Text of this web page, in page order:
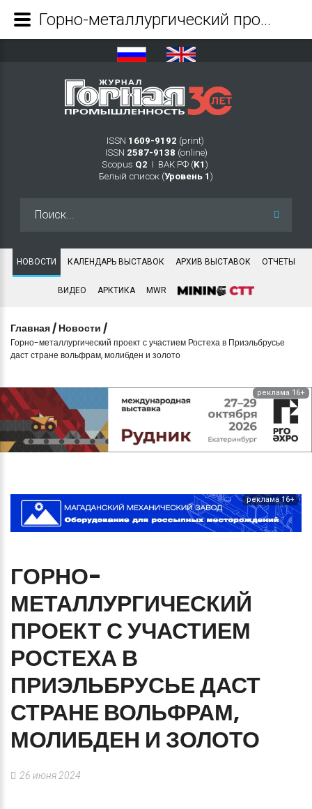
ISSN 1609-9192 (print)
ISSN 2587-9138 (online)
Scopus Q2 Ι ВАК РФ (K1 )
Белый список (Уровень 1 )
НОВОСТИ КАЛЕНДАРЬ ВЫСТАВОК АРХИВ ВЫСТАВОК ОТЧЕТЫ
ВИДЕО АРКТИКА MWR
Главная / Новости /
Горно-металлургический проект с участием Ростеха в Приэльбрусье
даст стране вольфрам, молибден и золото
реклама 16+
реклама 16+
ГОРНО-
МЕТАЛЛУРГИЧЕСКИЙ
ПРОЕКТСУЧАСТИЕМ
РОСТЕХА В
ПРИЭЛЬБРУСЬЕДАСТ
СТРАНЕ ВОЛЬФРАМ,
МОЛИБДЕН И ЗОЛОТО
26 июня 2024
Горно-металлургический проект с участием Ростеха в Приэльбрусье даст стране вольфрам, молибден и золото - Журнал Горная промышленность